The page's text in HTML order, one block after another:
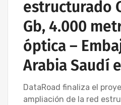
estructurado
Gb, 4.000
óptica –
Arabia Saudí
DataRoad finaliza el
ampliación de la red